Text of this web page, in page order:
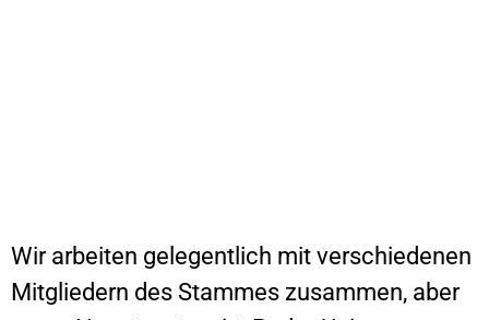
Wir arbeiten gelegentlich mit verschiedenen
Mitgliedern des Stammes zusammen, aber